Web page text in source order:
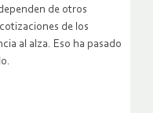
de otros
de los
al alza. Eso ha pasado